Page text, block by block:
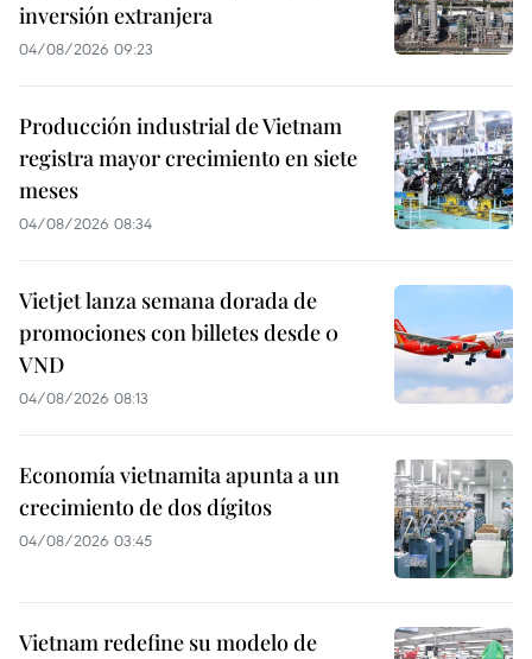
inversión extranjera
04/08/2026 09:23
Producción industrial de Vietnam
registra mayor crecimiento en siete
meses
04/08/2026 08:34
Vietjet lanza semana dorada de
promociones con billetes desde 0
VND
04/08/2026 08:13
Economía vietnamita apunta a un
crecimiento de dos dígitos
04/08/2026 03:45
Vietnam redefine su modelo de